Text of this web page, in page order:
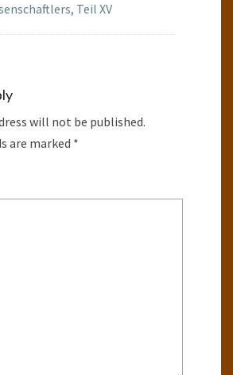
Teil XV
will not be published.
are marked *